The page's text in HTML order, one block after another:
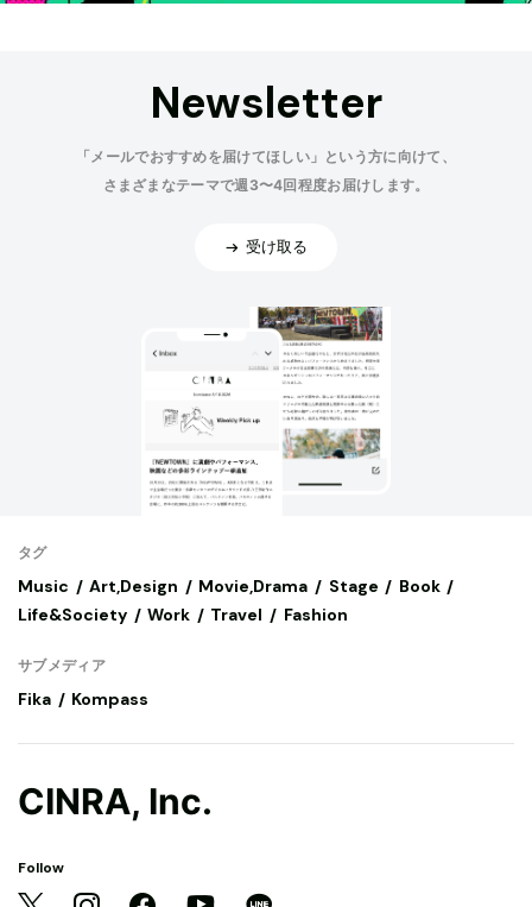
Newsletter
「メールでおすすめを届けてほしい」という方に向けて、
さまざまなテーマで週3〜4回程度お届けします。
受け取る
タグ
Music Art,Design Movie,Drama Stage
Book
Life&Society
Work Travel Fashion
サブメディア
Fika Kompass
CINRA, Inc.
Follow